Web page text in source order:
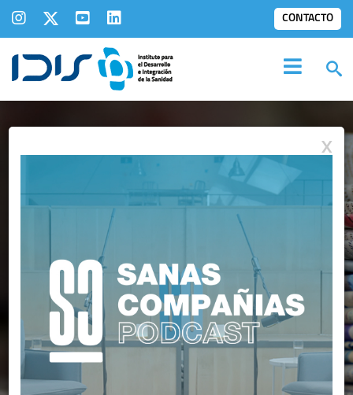
CONTACTO
SALA DEPRENSA
X